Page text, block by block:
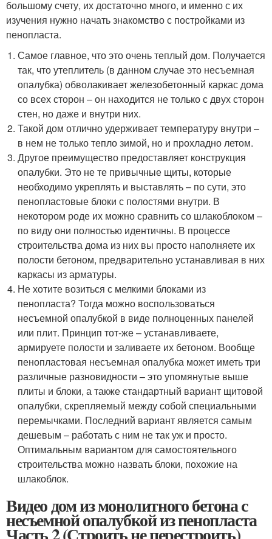
большому счету, их достаточно много, и именно с их
изучения нужно начать знакомство с постройками из
пенопласта.
Самое главное, что это очень теплый дом. Получается
так, что утеплитель (в данном случае это несъемная
опалубка) обволакивает железобетонный каркас дома
со всех сторон – он находится не только с двух сторон
стен, но даже и внутри них.
Такой дом отлично удерживает температуру внутри –
в нем не только тепло зимой, но и прохладно летом.
Другое преимущество предоставляет конструкция
опалубки. Это не те привычные щиты, которые
необходимо укреплять и выставлять – по сути, это
пенопластовые блоки с полостями внутри. В
некотором роде их можно сравнить со шлакоблоком –
по виду они полностью идентичны. В процессе
строительства дома из них вы просто наполняете их
полости бетоном, предварительно устанавливая в них
каркасы из арматуры.
Не хотите возиться с мелкими блоками из
пенопласта? Тогда можно воспользоваться
несъемной опалубкой в виде полноценных панелей
или плит. Принцип тот-же – устанавливаете,
армируете полости и заливаете их бетоном. Вообще
пенопластовая несъемная опалубка может иметь три
различные разновидности – это упомянутые выше
плиты и блоки, а также стандартный вариант щитовой
опалубки, скрепляемый между собой специальными
перемычками. Последний вариант является самым
дешевым – работать с ним не так уж и просто.
Оптимальным вариантом для самостоятельного
строительства можно назвать блоки, похожие на
шлакоблок.
Видео дом из монолитного бетона с
несъемной опалубкой из пенопласта